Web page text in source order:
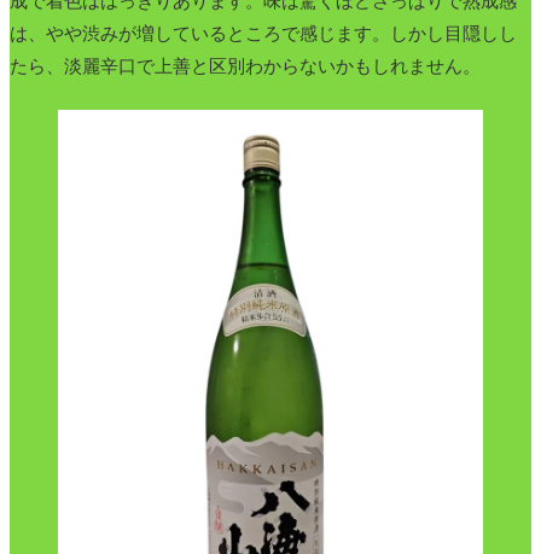
は、やや渋みが増しているところで感じます。しかし目隠しし
たら、淡麗辛口で上善と区別わからないかもしれません。